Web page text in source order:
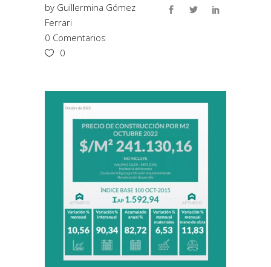
by Guillermina Gómez
Ferrari
0 Comentarios
0